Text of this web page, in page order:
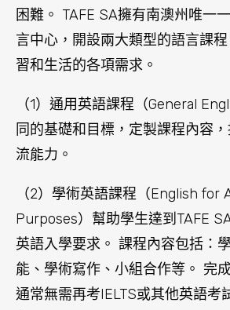
困難。 TAFE SA擁有南澳州唯一
言中心，開設兩大類型的語言課
習和生活的各項需求。
（1）通用英語課程（General
同的基礎和目標，定製課程內容
流能力。
（2）學術英語課程（English for
Purposes）幫助學生達到TAFE
英語入學要求。 課程內容包括：
能、學術寫作、小組合作等。 完
通常無需再考IELTS或其他英語考